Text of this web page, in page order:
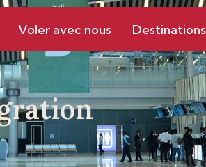
Voler avec nous Destinations